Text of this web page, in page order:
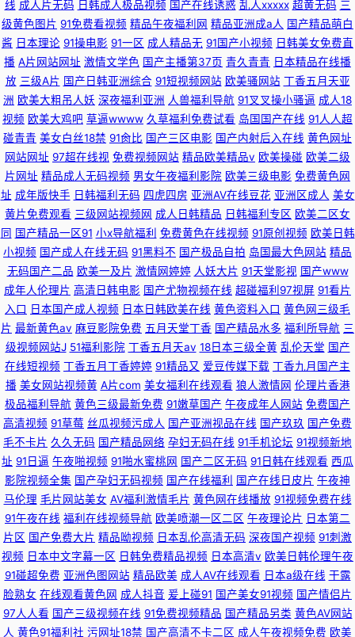
线 成人片无码 日韩成人极品视频 国产在线诱惑 乱人xxxxx 超黄无码 三
级黄色图片 91免费看视频 精品午夜福利网 精品亚洲成a人 国产精品萌白
酱 日本理论 91操电影 91一区 成人精品无 91国产小视频 日韩美女免费直
播 A片网站网址 激情文学色 国产主播第37页 青久青青 日本精品在线播
放 三级A片 国产日韩亚洲综合 91短视频网站 欧美骚网站 丁香五月天亚
洲 欧美大粗吊人妖 深夜福利亚洲 人兽福利导航 91叉叉操小骚逼 成人18
视频 欧美大鸡吧 草逼wwww 久草福利免费试看 岛国国产在线 91人人超
碰青青 美女白丝18禁 91肏比 国产三区电影 国产内射后入在线 黄色网址
网站网址 97超在线视 免费视频网站 精品欧美精品v 欧美操碰 欧美二级
片网址 精品成人无码视频 男女午夜福利影院 欧美三级电影 免费黄色网
址 成年版快手 日韩福利无码 四虎四房 亚洲AV在线豆花 亚洲区成人 美女
黄片免费观看 三级网站视频网 成人日韩精品 日韩福利专区 欧美二区女
同 国产精品一区91 小x导航福利 免费黄色在线视频 91原创视频 欧美日韩
小视频 国产成人在线无码 91黑料不 国产极品自拍 岛国最大色网站 精品
无码国产二品 欧美一及片 激情网婷婷 人妖大片 91天堂影视 国产www
成年人伦理片 高清日韩电影 国产尤物视频在线 超碰福利97视屏 91看片
入口 日本国产成人视频 日本日韩欧美在线 黄色资料入口 黄色网三级毛
片 最新黄色av 麻豆影院免费 五月天堂丁香 国产精品水多 福利所导航 三
级视频网站J 51福利影院 丁香五月天av 18日本三级全黄 乱伦天堂 国产
在线短视频 丁香五月丁香婷婷 91精品又 爱豆传媒下载 丁香九月国产主
播 美女网站视频黄 A片com 美女福利在线观看 狼人激情网 伦理片香港
极品福利导航 黄色三级最新免费 91嫩草国产 午夜成年人网站 免费国产
高清视频 91草莓 丝瓜视频污成人 国产亚洲视品在线 国产玖玖 国产免费
毛不卡片 久久无码 国产精品网络 孕妇无码在线 91手机论坛 91视频新地
址 91日逼 午夜啪视频 91啪水蜜桃网 国产二区无码 91日韩在线观看 西瓜
影院视频全集 国产孕妇无码视频 国产在线福利 国产在线日皮片 午夜神
马伦理 毛片网站美女 AV福利激情毛片 黄色网在线播放 91视频免费在线
91午夜在线 福利在线视频导航 欧美喷潮一区二区 午夜理论片 日本第二
片区 国产免费大片 精品呦视频 日本乱伦高清无码 深夜国产视频 91刺激
视频 日本中文字幕一区 日韩免费精品视频 日本高清v 欧美日韩伦理午夜
91碰超免费 亚洲色图网站 精品欧美 成人AV在线观看 日本a级在线 干露
脸熟女 在线观看黄色网 成人抖音 爰上碰91 国产美女91视频 国产情侣片
97人人看 国产三级视频在线 91免费视频精品 国产精品另类 黄色AV网站
人 黄色91福利社 污网址18禁 国产高清不卡二区 成人午夜视频免费 欧美